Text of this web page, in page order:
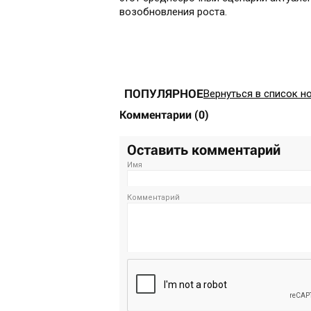
возобновления роста.
ПОПУЛЯРНОЕВернуться в список
Комментарии (0)
Оставить комментарий
Имя
Комментарий